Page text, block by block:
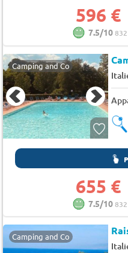
596 €
7.5/10832
Camping and Co
655 €
7.5/10832
Camping and Co